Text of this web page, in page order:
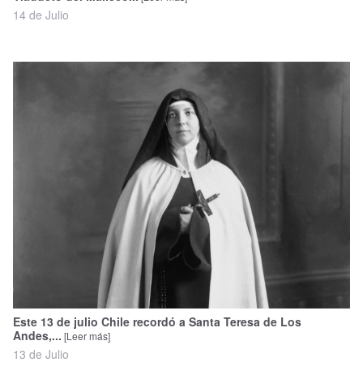
14 de Julio
Este 13 de julio Chile recordó a Santa Teresa de Los
Andes,... [Leer más]
13 de Julio